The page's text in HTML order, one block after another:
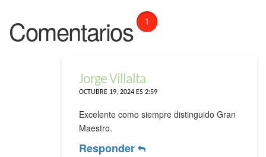
Comentarios 1
Jorge Villalta
OCTUBRE 19, 2024 ES 2:59
Excelente como siempre distinguido Gran
Maestro.
Responder